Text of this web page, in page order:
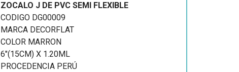
ZOCALO J DE PVC SEMI FLEXIBLE
CODIGO DG00009
MARCA DECORFLAT
COLOR MARRON
6″(15CM) X 1.20ML
PROCEDENCIA PERÚ